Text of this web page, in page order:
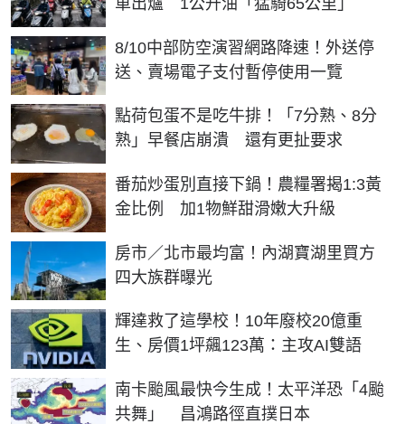
車出爐 1公升油「猛騎65公里」
8/10中部防空演習網路降速！外送停
送、賣場電子支付暫停使用一覽
點荷包蛋不是吃牛排！「7分熟、8分
熟」早餐店崩潰 還有更扯要求
番茄炒蛋別直接下鍋！農糧署揭1:3黃
金比例 加1物鮮甜滑嫩大升級
房市／北市最均富！內湖寶湖里買方
四大族群曝光
輝達救了這學校！10年廢校20億重
生、房價1坪飆123萬：主攻AI雙語
南卡颱風最快今生成！太平洋恐「4颱
共舞」 昌鴻路徑直撲日本